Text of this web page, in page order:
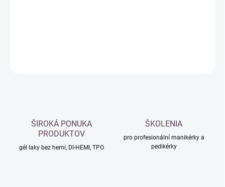
ŠIROKÁ PONUKA
PRODUKTOV
gél laky bez hemi, DI-HEMI, TPO
ŠKOLENIA
pro profesionální manikérky a
pedikérky